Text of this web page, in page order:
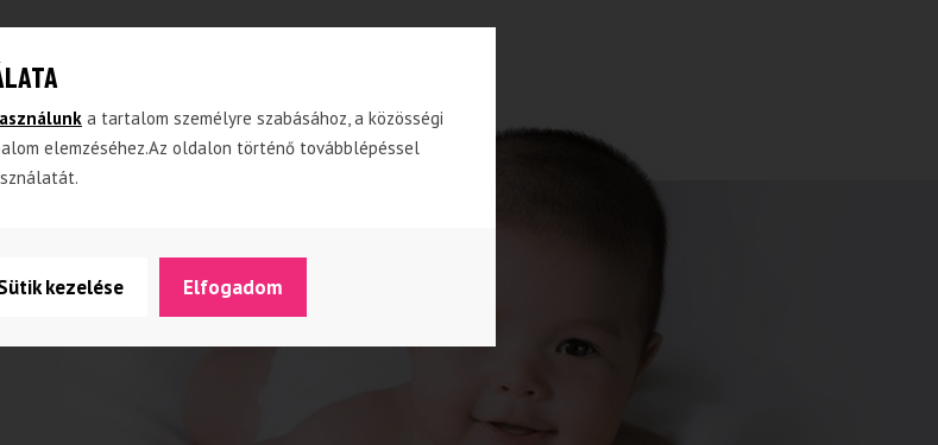
a tartalom személyre szabásához, a közösségi
elemzéséhez.Az oldalon történő továbblépéssel
kezelése Elfogadom